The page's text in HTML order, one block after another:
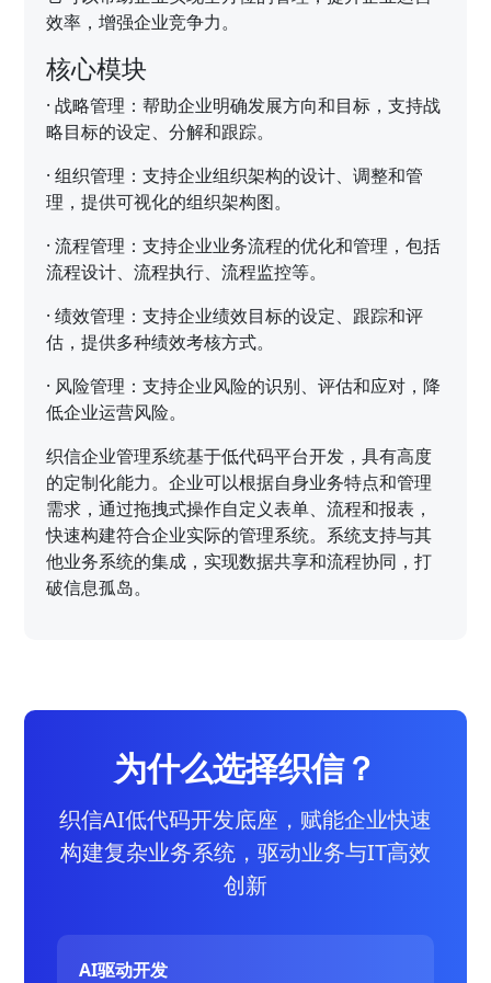
效率，增强企业竞争力。
核心模块
·战略管理：帮助企业明确发展方向和目标，支持战
略目标的设定、分解和跟踪。
·组织管理：支持企业组织架构的设计、调整和管
理，提供可视化的组织架构图。
·流程管理：支持企业业务流程的优化和管理，包括
流程设计、流程执行、流程监控等。
·绩效管理：支持企业绩效目标的设定、跟踪和评
估，提供多种绩效考核方式。
· 风险管理：支持企业风险的识别、评估和应对，降
低企业运营风险。
织信企业管理系统基于低代码平台开发，具有高度
的定制化能力。企业可以根据自身业务特点和管理
需求，通过拖拽式操作自定义表单、流程和报表，
快速构建符合企业实际的管理系统。系统支持与其
他业务系统的集成，实现数据共享和流程协同，打
破信息孤岛。
为什么选择织信？
织信AI低代码开发底座，赋能企业快速
构建复杂业务系统，驱动业务与IT高效
创新
AI驱动开发